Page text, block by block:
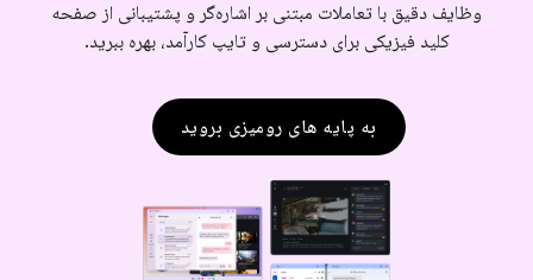
وظایف دقیق با تعاملات مبتنی بر اشاره‌گر و پشتیبانی از صفحه
کلید فیزیکی برای دسترسی و تایپ کارآمد، بهره ببرید.
به پایه های رومیزی بروید